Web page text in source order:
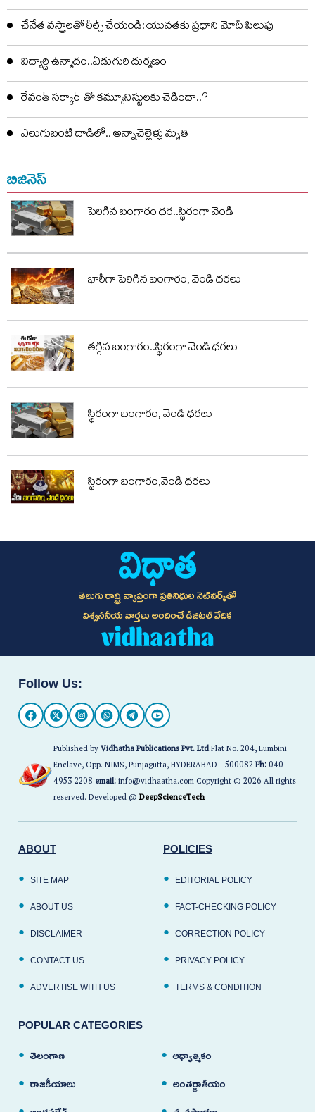
చేనేత వస్త్రాలతో రీల్స్ చేయండి: యువతకు ప్రధాని మోదీ పిలుపు
విద్యార్ధి ఉన్మాదం..ఏడుగురి దుర్మణం
రేవంత్ సర్కార్ తో కమ్యూనిస్టులకు చెడిందా..?
ఎలుగుబంటి దాడిలో.. అన్నాచెల్లెళ్లు మృతి
బిజినెస్
పెరిగిన బంగారం ధర..స్థిరంగా వెండి
భారీగా పెరిగిన బంగారం, వెండి ధరలు
తగ్గిన బంగారం..స్థిరంగా వెండి ధరలు
స్థిరంగా బంగారం, వెండి ధరలు
స్థిరంగా బంగారం,వెండి ధరలు
తెలుగు రాష్ట్ర వ్యాప్తంగా ప్రతినిధుల నెట్‌వర్క్‌తో
విశ్వసనీయ వార్తలు అందించే డిజిటల్ వేదిక
Follow Us:
Published byVidhatha Publications Pvt. LtdFlat No. 204, Lumbini
Enclave, Opp. NIMS, Punjagutta, HYDERABAD - 500082Ph:040 –
4953 2208 email:info@vidhaatha.com Copyright © 2026 All rights
reserved. Developed @DeepScienceTech
ABOUT
SITE MAP
ABOUT US
DISCLAIMER
CONTACT US
ADVERTISE WITH US
POLICIES
EDITORIAL POLICY
FACT-CHECKING POLICY
CORRECTION POLICY
PRIVACY POLICY
TERMS & CONDITION
POPULAR CATEGORIES
తెలంగాణ ఆధ్యాత్మికం
రాజకీయాలు అంతర్జాతీయం